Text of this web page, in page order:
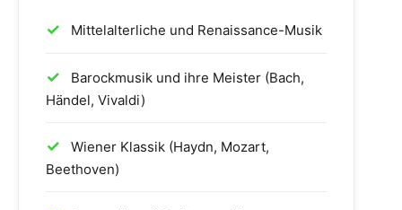
Mittelalterliche und Renaissance-Musik
Barockmusik und ihre Meister (Bach,
Händel, Vivaldi)
Wiener Klassik (Haydn, Mozart,
Beethoven)